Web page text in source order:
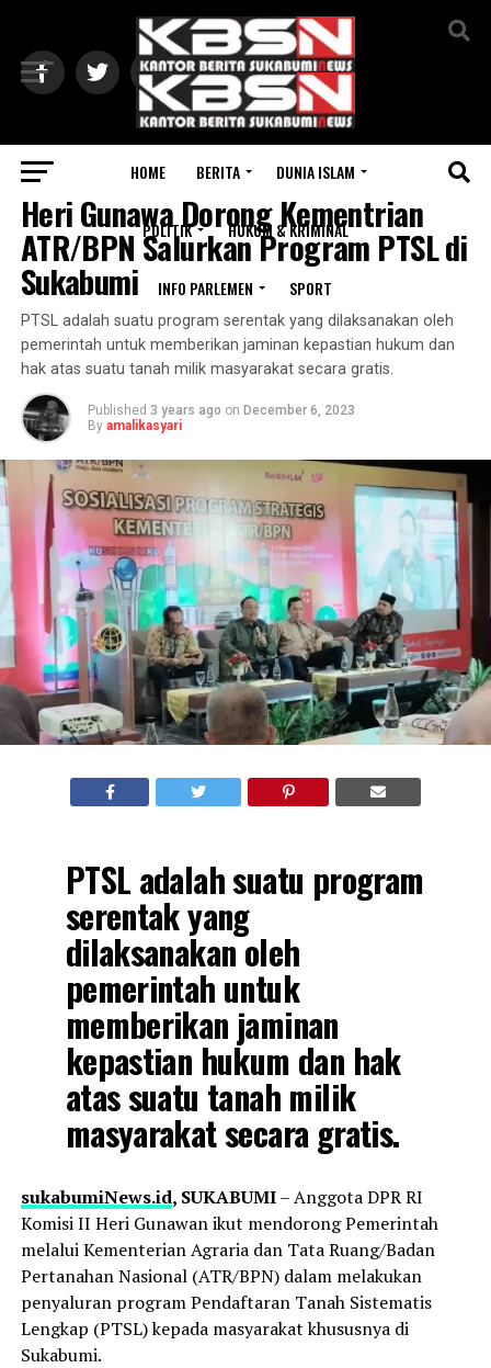
HOME BERITA DUNIA ISLAM
POLITIK HUKUM & KRIMINAL
INFO PARLEMEN SPORT
SUKABUMI
Heri Gunawa Dorong Kementrian
ATR/BPN Salurkan Program PTSL di
Sukabumi
PTSL adalah suatu program serentak yang dilaksanakan oleh
pemerintah untuk memberikan jaminan kepastian hukum dan
hak atas suatu tanah milik masyarakat secara gratis.
Published 3 years ago on December 6, 2023
By amalikasyari
PTSL adalah suatu program
serentak yang
dilaksanakan oleh
pemerintah untuk
memberikan jaminan
kepastian hukum dan hak
atas suatu tanah milik
masyarakat secara gratis.
sukabumiNews.id, SUKABUMI– Anggota DPR RI
Komisi II Heri Gunawan ikut mendorong Pemerintah
melalui Kementerian Agraria dan Tata Ruang/Badan
Pertanahan Nasional (ATR/BPN) dalam melakukan
penyaluran program Pendaftaran Tanah Sistematis
Lengkap (PTSL) kepada masyarakat khususnya di
Sukabumi.
Exit mobile version